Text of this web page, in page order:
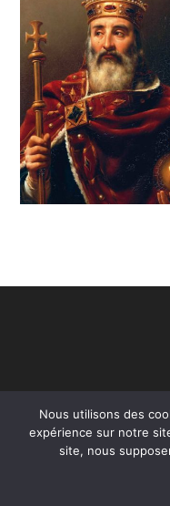
Copyright -
Nous utilisons des
expérience sur notre
site, nous